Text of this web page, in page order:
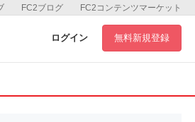
FC2コンテンツマーケット
FC2ブログ
ログイン 無料新規登録